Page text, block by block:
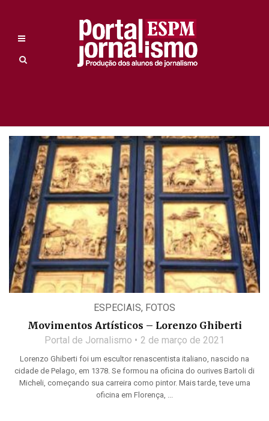
ESPECIAIS, FOTOS
Movimentos Artísticos – Lorenzo Ghiberti
Portal de Jornalismo 2 de março de 2021
Lorenzo Ghiberti foi um escultor renascentista italiano, nascido na
cidade de Pelago, em 1378. Se formou na oficina do ourives Bartoli di
Micheli, começando sua carreira como pintor. Mais tarde, teve uma
oficina em Florença, ...